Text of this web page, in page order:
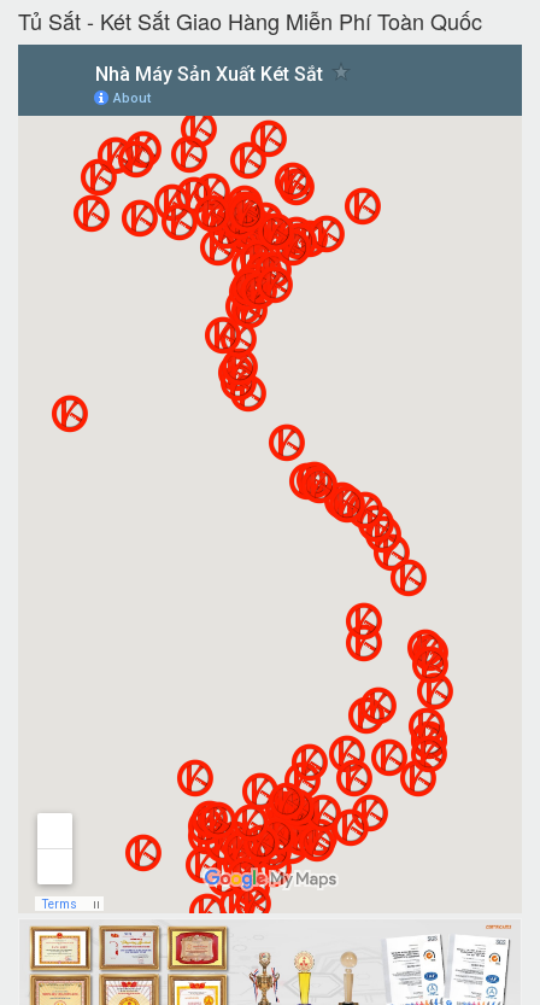
Tủ Sắt - Két Sắt Giao Hàng Miễn Phí Toàn Quốc